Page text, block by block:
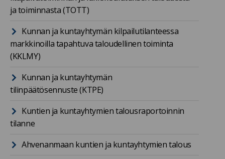
ja toiminnasta (TOTT)
Kunnan ja kuntayhtymän kilpailutilanteessa
markkinoilla tapahtuva taloudellinen toiminta
(KKLMY)
Kunnan ja kuntayhtymän
tilinpäätösennuste (KTPE)
Kuntien ja kuntayhtymien talousraportoinnin
tilanne
Ahvenanmaan kuntien ja kuntayhtymien talous